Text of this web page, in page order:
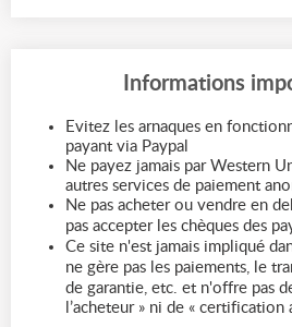
Informations
Evitez les arnaques en
payant via Paypal
Ne payez jamais par Western
autres services de paiement
Ne pas acheter ou vendre en
pas accepter les chèques des
Ce site n'est jamais impliqué
ne gère pas les paiements, le
de garantie, etc. et n'offre pas
l’acheteur » ni de « certification